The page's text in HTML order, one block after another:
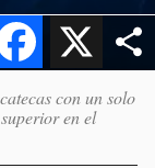
X
Facebook
con un solo
en el